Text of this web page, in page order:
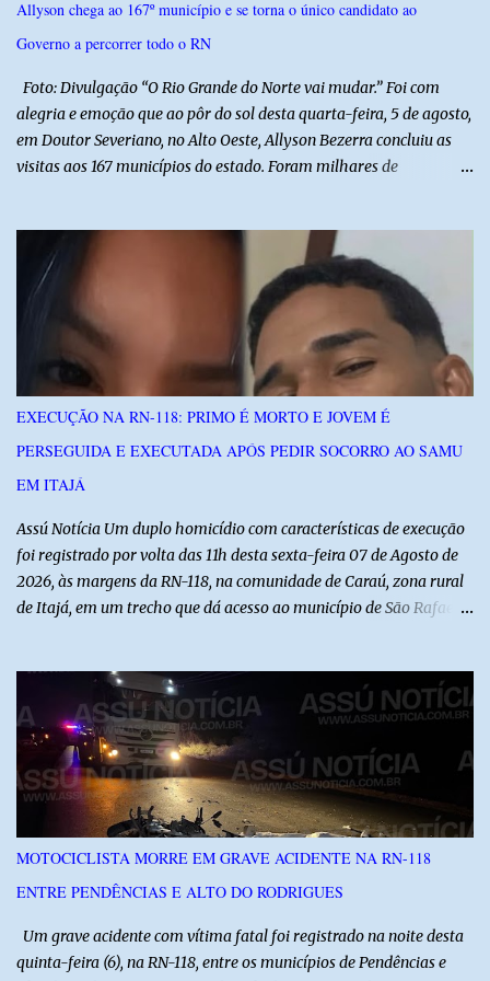
atuação integrada entre as forças de segurança e intensificando o
combate à criminalidade nas áreas de fronteira interestadual. As
Allyson chega ao 167º município e se torna o único candidato ao
Governo a percorrer todo o RN
Foto: Divulgação “O Rio Grande do Norte vai mudar.” Foi com
alegria e emoção que ao pôr do sol desta quarta-feira, 5 de agosto,
em Doutor Severiano, no Alto Oeste, Allyson Bezerra concluiu as
visitas aos 167 municípios do estado. Foram milhares de
Governador Allyson Bezerra concluiu as agendas do 167 Razões RN
após visitar todas as cidades potiguares, dos pequenos municípios
aos maiores centros do estado. A caminhada começou em 29 de
março pelo município de Touros, Marco Zero da BR-101 e foi
concluída nesta quarta-feira depois de 129 dias entre a primeira e
a última visita. Os registros estão sendo publicados no perfil do
Instagram @167RazoesRN Ao longo do percurso, Allyson conheceu
de perto as potencialidades, as belezas, a cultura e a força do povo,
mas também ouviu os dramas e as necessidades enfrentadas pelas
famílias em cada região. A iniciativa pe...
EXECUÇÃO NA RN-118: PRIMO É MORTO E JOVEM É
PERSEGUIDA E EXECUTADA APÓS PEDIR SOCORRO AO SAMU
EM ITAJÁ
Assú Notícia Um duplo homicídio com características de execução
foi registrado por volta das 11h desta sexta-feira 07 de Agosto de
2026, às margens da RN-118, na comunidade de Caraú, zona rural
de Itajá, em um trecho que dá acesso ao município de São Rafael.
repórter Jalisson Ferreira apurou os fatos diretamente com as
equipes que atuaram na ocorrência e acompanhou o trabalho da
Polícia Militar, Polícia Civil e Polícia Científica. Segundo as
informações levantadas pela reportagem, o Serviço de
Atendimento Móvel de Urgência (SAMU) recebeu uma ligação de
uma mulher informando que havia sido baleada nas
proximidades da rodovia e que precisava de socorro. Diante da
informação, a equipe solicitou apoio da Polícia Militar e iniciou
buscas ao longo da RN-118, entre Itajá e São Rafael. Apesar das
após cerca de ...
MOTOCICLISTA MORRE EM GRAVE ACIDENTE NA RN-118
ENTRE PENDÊNCIAS E ALTO DO RODRIGUES
Um grave acidente com vítima fatal foi registrado na noite desta
quinta-feira (6), na RN-118, entre os municípios de Pendências e